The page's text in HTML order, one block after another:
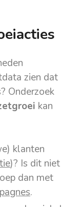
zien dat
Onderzoek
kan
klanten
)? Is dit niet
dan met
.